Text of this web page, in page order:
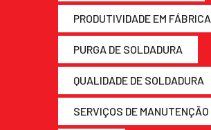
PRODUTIVIDADE EM FÁBRICA
PURGA DE SOLDADURA
QUALIDADE DE SOLDADURA
SERVIÇOS DE MANUTENÇÃO